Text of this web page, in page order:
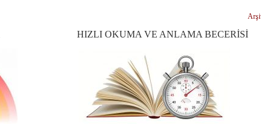
HIZLI OKUMA VE ANLAMA BECERİSİ